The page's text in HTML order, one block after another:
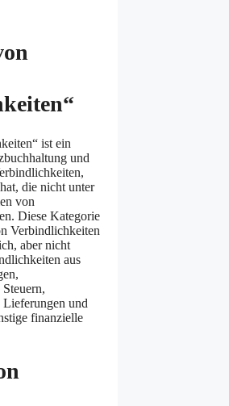
ist ein
und
die nicht unter
von
Diese Kategorie
Verbindlichkeiten
aber nicht
aus
und
finanzielle